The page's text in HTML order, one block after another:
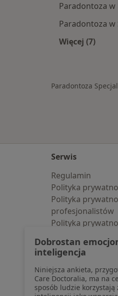
Paradontoza w
Paradontoza w
Więcej (7)
Paradontoza
Serwis
Regulamin
Polityka
Polityka
profesjonalistów
Polityka
pozyskaliśmy
Polityka cookies
Jak działają
Dostępność
Dobrostan
inteligencja
Niniejsza ankieta,
Care Doctoralia, ma na
sposób ludzie